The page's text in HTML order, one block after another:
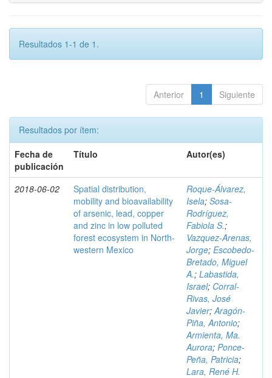
Resultados 1-1 de 1.
Anterior 1 Siguiente
Resultados por ítem:
Fecha de
publicación
Título Autor(es)
2018-06-02
Spatial distribution,
mobility and bioavailability
of arsenic, lead, copper
and zinc in low polluted
forest ecosystem in North-
western Mexico
Roque-Álvarez,
Isela; Sosa-
Rodríguez,
Fabiola S.;
Vazquez-Arenas,
Jorge; Escobedo-
Bretado, Miguel
A.; Labastida,
Israel; Corral-
Rivas, José
Javier;Aragón-
Piña, Antonio;
Armienta, Ma.
Aurora; Ponce-
Peña, Patricia;
Lara, René H.